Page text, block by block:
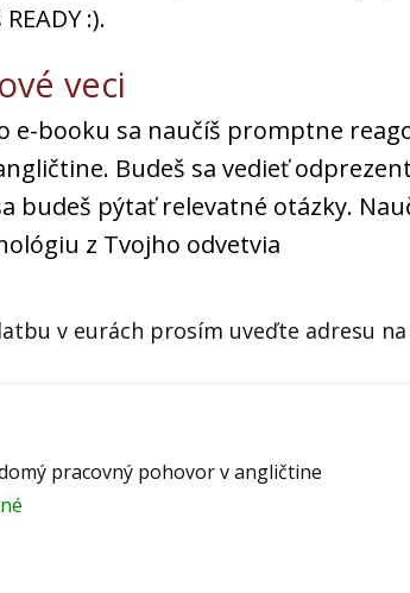
:).
veci
e-booku sa naučíš promptne
Budeš sa vedieť
budeš pýtať relevatné otázky.
z Tvojho odvetvia
v eurách prosím uveďte adresu na
pracovný pohovor v angličtine